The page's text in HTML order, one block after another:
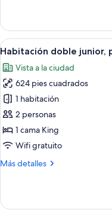
Deluxe,
para
no
(Palace
View)
Abrir
todas
las
fotos
de
Habitación
doble
junior,
no
5
Habitación doble junior,
Vista a la ciudad
624 pies cuadrados
1 habitación
2 personas
1 cama King
Wifi gratuito
Más detalles
Más
doble